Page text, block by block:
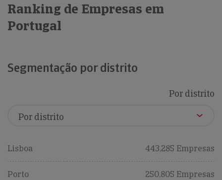
Ranking de Empresas em
Portugal
Segmentação por distrito
Por distrito
Lisboa 443,285 Empresas
Porto 250,805 Empresas